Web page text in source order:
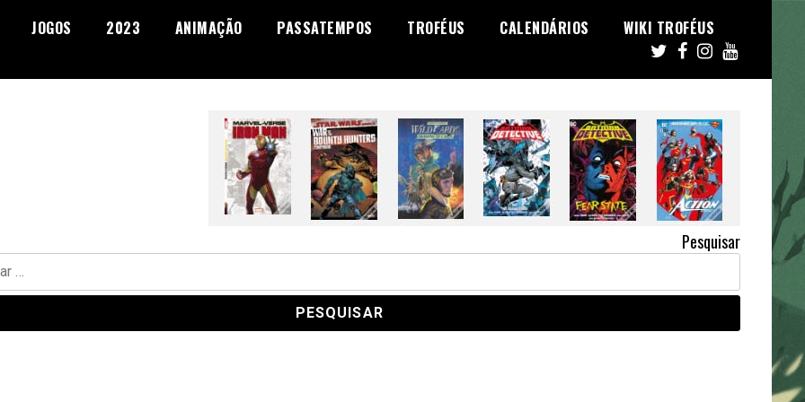
JOGOS 2023 ANIMAÇÃO PASSATEMPOS TROFÉUS CALENDÁRIOS WIKI TROFÉUS
Pesquisar